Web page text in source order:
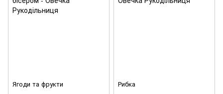
Ягоди та фрукти Рибка